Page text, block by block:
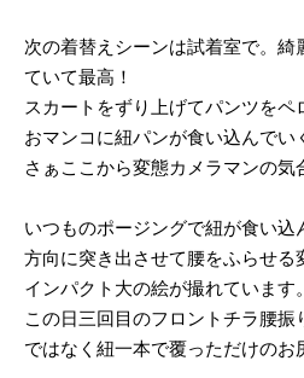
次の着替えシーンは試着室で。
ていて最高！
スカートをずり上げてパンツを
おマンコに紐パンが食い込んでい
さぁここから変態カメラマンの気
いつものポージングで紐が食い
方向に突き出させて腰をふらせる
インパクト大の絵が撮れています。
この日三回目のフロントチラ腰
ではなく紐一本で覆っただけのお